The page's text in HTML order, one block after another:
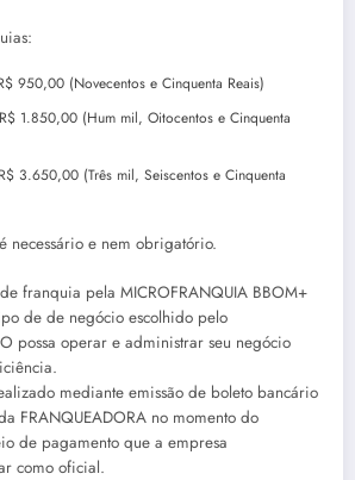
950,00 (Novecentos e Cinquenta Reais)
R$ 1.850,00 (Hum mil, Oitocentos e Cinquenta
R$ 3.650,00 (Três mil, Seiscentos e Cinquenta
necessário e nem obrigatório.
franquia pela MICROFRANQUIA BBOM+
de de negócio escolhido pelo
possa operar e administrar seu negócio
mediante emissão de boleto bancário
FRANQUEADORA no momento do
de pagamento que a empresa
como oficial.